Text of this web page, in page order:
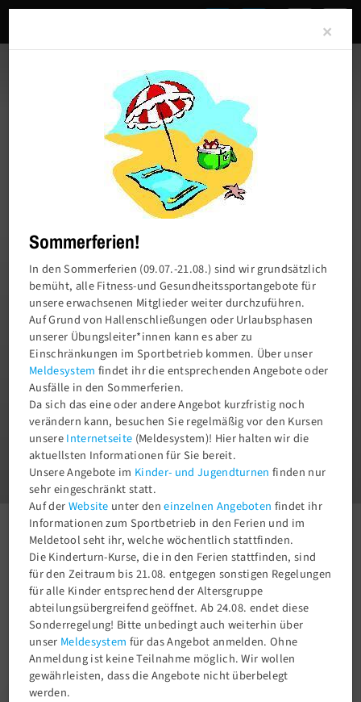
Charlottenburger Turn- und Sportverein von
1858 e.V.
1 3
Aktuelles Newsroom Wir waren dabei!
×
Sommerferien!
In den Sommerferien (09.07.-21.08.) sind wir grundsätzlich
bemüht, alle Fitness-und Gesundheitssportangebote für
unsere erwachsenen Mitglieder weiter durchzuführen.
Auf Grund von Hallenschließungen oder Urlaubsphasen
unserer Übungsleiter*innen kann es aber zu
Einschränkungen im Sportbetrieb kommen. Über unser
Meldesystem findet ihr die entsprechenden Angebote oder
Ausfälle in den Sommerferien.
Da sich das eine oder andere Angebot kurzfristig noch
verändern kann, besuchen Sie regelmäßig vor den Kursen
unsereInternetseite (Meldesystem)! Hier halten wir die
aktuellsten Informationen für Sie bereit.
Unsere Angebote im Kinder- und Jugendturnen finden nur
sehr eingeschränkt statt.
Auf derWebsite unter deneinzelnen Angeboten findet ihr
Informationen zum Sportbetrieb in den Ferien und im
Meldetool seht ihr, welche wöchentlich stattfinden.
Die Kinderturn-Kurse, die in den Ferien stattfinden, sind
für den Zeitraum bis 21.08. entgegen sonstigen Regelungen
für alle Kinder entsprechend der Altersgruppe
abteilungsübergreifend geöffnet. Ab 24.08. endet diese
Sonderregelung! Bitte unbedingt auch weiterhin über
unser Meldesystem für das Angebot anmelden. Ohne
Anmeldung ist keine Teilnahme möglich. Wir wollen
gewährleisten, dass die Angebote nicht überbelegt
werden.